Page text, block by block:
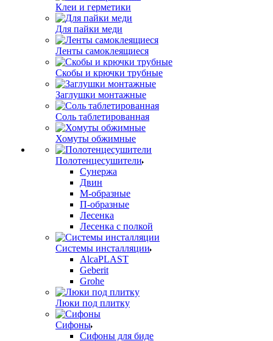
Клеи и герметики
Для пайки меди
Ленты самоклеящиеся
Скобы и крючки трубные
Заглушки монтажные
Соль таблетированная
Хомуты обжимные
Полотенцесушители
Сунержа
Двин
М-образные
П-образные
Лесенка
Лесенка с полкой
Системы инсталляции
AlcaPLAST
Geberit
Grohe
Люки под плитку
Сифоны
Сифoны для биде